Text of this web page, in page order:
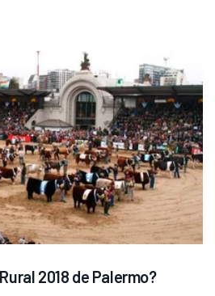
2018 de Palermo?